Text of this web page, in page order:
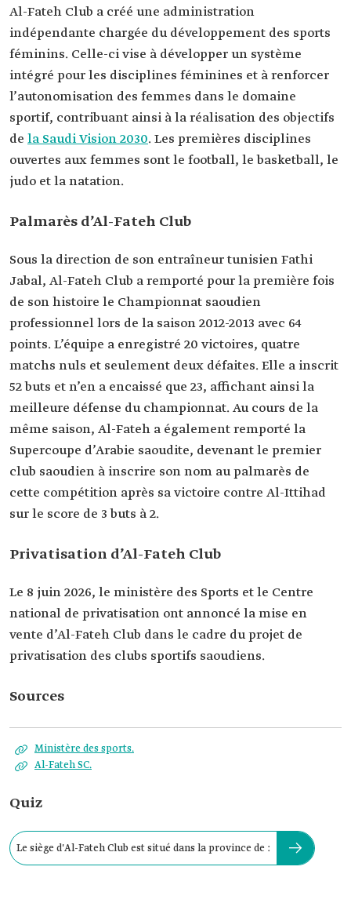
Al-Fateh Club a créé une administration
indépendante chargée du développement des sports
féminins. Celle-ci vise à développer un système
intégré pour les disciplines féminines et à renforcer
l’autonomisation des femmes dans le domaine
sportif, contribuant ainsi à la réalisation des objectifs
de la Saudi Vision 2030. Les premières disciplines
ouvertes aux femmes sont le football, le basketball, le
judo et la natation.
Palmarès d’Al-Fateh Club
Sous la direction de son entraîneur tunisien Fathi
Jabal, Al-Fateh Club a remporté pour la première fois
de son histoire le Championnat saoudien
professionnel lors de la saison 2012-2013 avec 64
points. L’équipe a enregistré 20 victoires, quatre
matchs nuls et seulement deux défaites. Elle a inscrit
52 buts et n’en a encaissé que 23, affichant ainsi la
meilleure défense du championnat. Au cours de la
même saison, Al-Fateh a également remporté la
Supercoupe d’Arabie saoudite, devenant le premier
club saoudien à inscrire son nom au palmarès de
cette compétition après sa victoire contre Al-Ittihad
sur le score de 3 buts à 2.
Privatisation d’Al-Fateh Club
Le 8 juin 2026, le ministère des Sports et le Centre
national de privatisation ont annoncé la mise en
vente d’Al-Fateh Club dans le cadre du projet de
privatisation des clubs sportifs saoudiens.
Sources
Ministère des sports.
Al-Fateh SC.
Quiz
Le siège d'Al-Fateh Club est situé dans la province de :